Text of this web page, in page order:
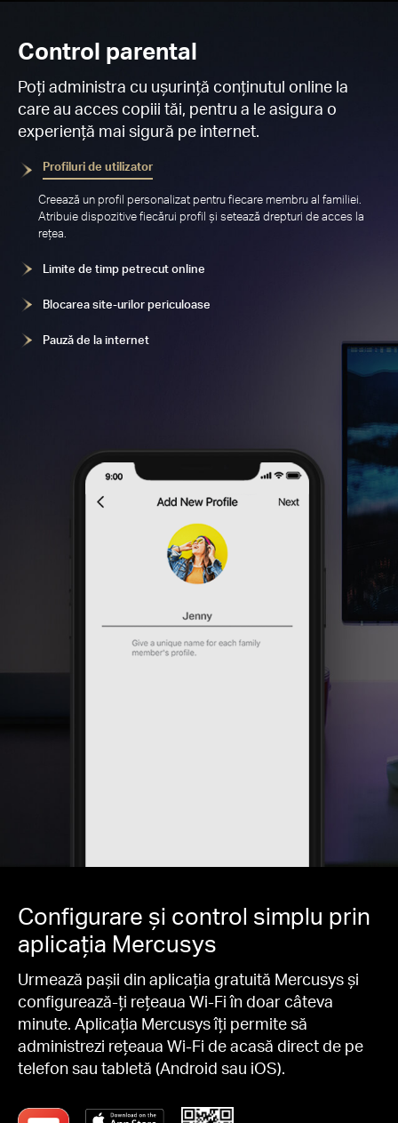
Control parental
Poți administra cu ușurință conținutul online la
care au acces copiii tăi, pentru a le asigura o
experiență mai sigură pe internet.
Profiluri de utilizator
Creează un profil personalizat pentru fiecare membru al familiei.
Atribuie dispozitive fiecărui profil și setează drepturi de acces la
rețea.
Limite de timp petrecut online
Blocarea site-urilor periculoase
Pauză de la internet
Configurare și control simplu prin
aplicația Mercusys
Urmează pașii din aplicația gratuită Mercusys și
configurează-ți rețeaua Wi-Fi în doar câteva
minute. Aplicația Mercusys îți permite să
administrezi rețeaua Wi-Fi de acasă direct de pe
telefon sau tabletă (Android sau iOS).